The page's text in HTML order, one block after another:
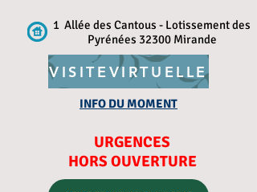
1 Allée des Cantous - Lotissement des
Pyrénées 32300 Mirande
VISITEVIRTUELLE
INFO DU MOMENT
URGENCES
HORS OUVERTURE